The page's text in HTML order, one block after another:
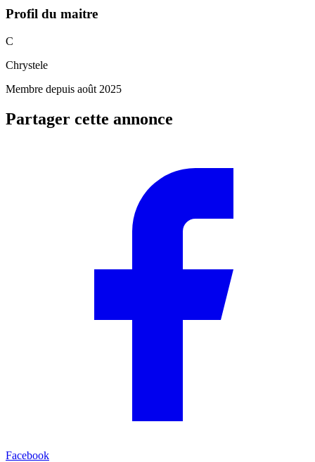
Profil du maitre
C
Chrystele
Membre depuis août 2025
Partager cette annonce
Facebook